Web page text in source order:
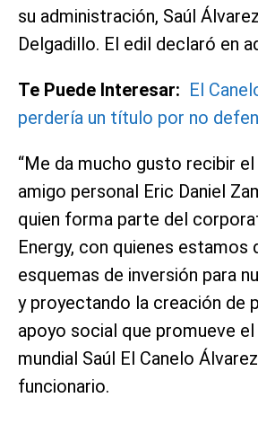
su administración, Saúl
Delgadillo. El edil declaró en
Te Puede Interesar: El
perdería un título por no
“Me da mucho gusto recibir
amigo personal Eric Daniel
quien forma parte del
Energy, con quienes estamos
esquemas de inversión para
y proyectando la creación de
apoyo social que promueve
mundial Saúl El Canelo
funcionario.